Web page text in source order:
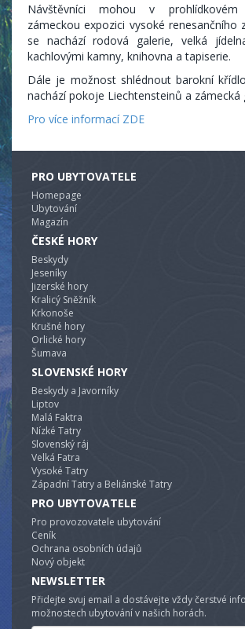
Návštěvníci mohou v
zámeckou expozici vysoké renesančního
se nachází rodová galerie, velká
kachlovými kamny, knihovna a tapiserie.
Dále je možnost shlédnout barokní
nachází pokoje Liechtensteinů a zámecká
Pro více informací ZDE
PRO UBYTOVATELE
Homepage
Ubytování
Magazín
ČESKÉ HORY
Beskydy
Jeseníky
Jizerské hory
Kralicý Sněžník
Krkonoše
Krušné hory
Orlické hory
Šumava
SLOVENSKÉ HORY
Beskydy a Javorníky
Liptov
Malá Faktra
Nízké Tatry
Slovenský ráj
Velká Fatra
Vysoké Tatry
Západní Tatry a Beliánské Tatry
PRO UBYTOVATELE
Pro provozovatele ubytování
Ceník
Ochrana osobních údajů
Nový objekt
NEWSLETTER
Přidejte svuj email a dostávejte vždy čerstvé
možnostech ubytování v našich horách.